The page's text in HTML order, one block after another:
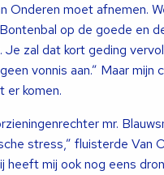
Onderen moet afnemen.
op de goede en
Je zal dat kort geding
vonnis aan.” Maar mijn
er komen.
mr.
stress,” fluisterde Van
heeft mij ook nog eens